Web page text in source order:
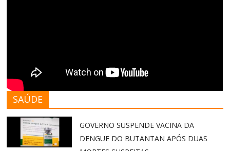
SAÚDE
GOVERNO SUSPENDE VACINA DA
DENGUE DO BUTANTAN APÓS DUAS